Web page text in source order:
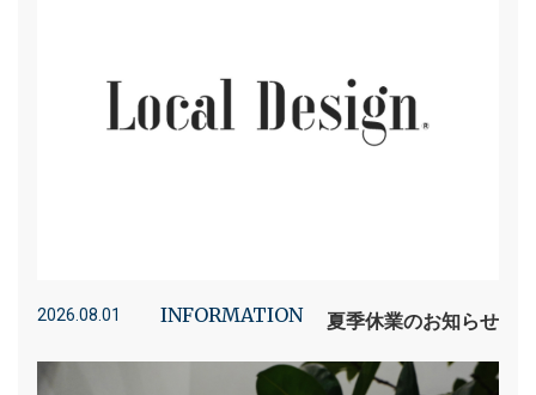
2026.08.01 INFORMATION 夏季休業のお知らせ